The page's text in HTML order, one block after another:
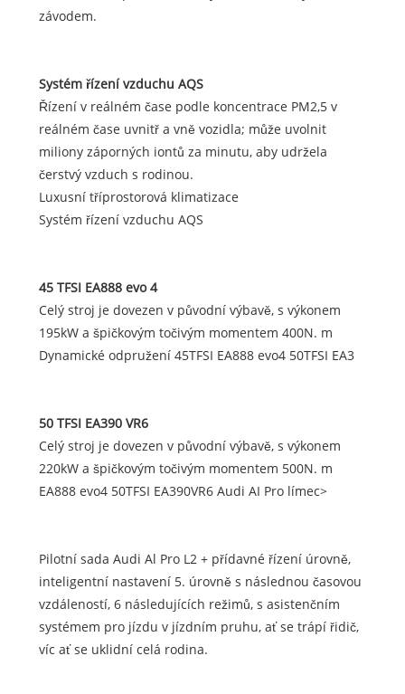
závodem.
Systém řízení vzduchu AQS
Řízení v reálném čase podle koncentrace PM2,5 v
reálném čase uvnitř a vně vozidla; může uvolnit
miliony záporných iontů za minutu, aby udržela
čerstvý vzduch s rodinou.
Luxusní tříprostorová klimatizace
Systém řízení vzduchu AQS
45 TFSI EA888 evo 4
Celý stroj je dovezen v původní výbavě, s výkonem
195kW a špičkovým točivým momentem 400N. m
Dynamické odpružení 45TFSI EA888 evo4 50TFSI EA3
50 TFSI EA390 VR6
Celý stroj je dovezen v původní výbavě, s výkonem
220kW a špičkovým točivým momentem 500N. m
EA888 evo4 50TFSI EA390VR6 Audi AI Pro límec>
Pilotní sada Audi Al Pro L2 + přídavné řízení úrovně,
inteligentní nastavení 5. úrovně s následnou časovou
vzdáleností, 6 následujících režimů, s asistenčním
systémem pro jízdu v jízdním pruhu, ať se trápí řidič,
víc ať se uklidní celá rodina.